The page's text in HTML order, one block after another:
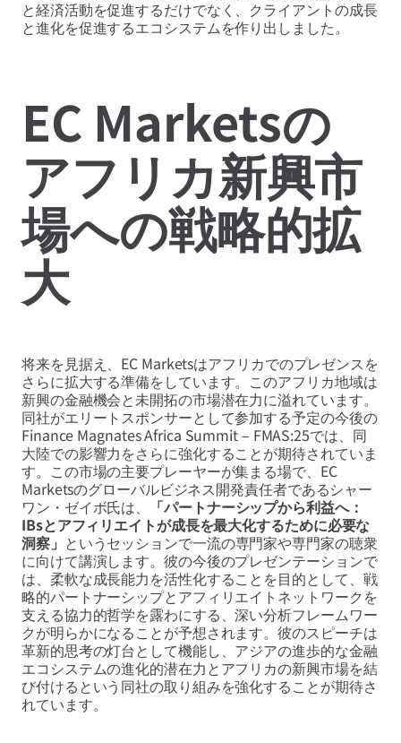
と経済活動を促進するだけでなく、クライアントの成長
と進化を促進するエコシステムを作り出しました。
EC Marketsの
アフリカ新興市
場への戦略的拡
大
将来を見据え、EC Marketsはアフリカでのプレゼンスを
さらに拡大する準備をしています。このアフリカ地域は
新興の金融機会と未開拓の市場潜在力に溢れています。
同社がエリートスポンサーとして参加する予定の今後の
Finance Magnates Africa Summit – FMAS:25では、同
大陸での影響力をさらに強化することが期待されていま
す。この市場の主要プレーヤーが集まる場で、EC
Marketsのグローバルビジネス開発責任者であるシャー
ワン・ゼイボ氏は、
「パートナーシップから利益へ：
IBsとアフィリエイトが成長を最大化するために必要な
洞察」 というセッションで一流の専門家や専門家の聴衆
に向けて講演します。彼の今後のプレゼンテーションで
は、柔軟な成長能力を活性化することを目的として、戦
略的パートナーシップとアフィリエイトネットワークを
支える協力的哲学を露わにする、深い分析フレームワー
クが明らかになることが予想されます。彼のスピーチは
革新的思考の灯台として機能し、アジアの進歩的な金融
エコシステムの進化的潜在力とアフリカの新興市場を結
び付けるという同社の取り組みを強化することが期待さ
れています。